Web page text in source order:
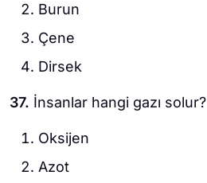
Burun
Çene
Dirsek
37. İnsanlar hangi gazı solur?
Oksijen
Azot